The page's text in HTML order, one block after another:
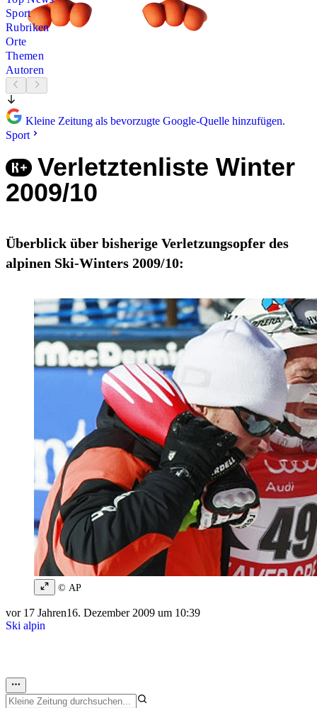
Sport
Rubriken
Orte
Themen
Autoren
Kleine Zeitung als bevorzugte Google-Quelle hinzufügen.
Sport
Verletztenliste Winter
2009/10
Überblick über bisherige Verletzungsopfer des
alpinen Ski-Winters 2009/10:
© AP
vor 17 Jahren16. Dezember 2009 um 10:39
Ski alpin